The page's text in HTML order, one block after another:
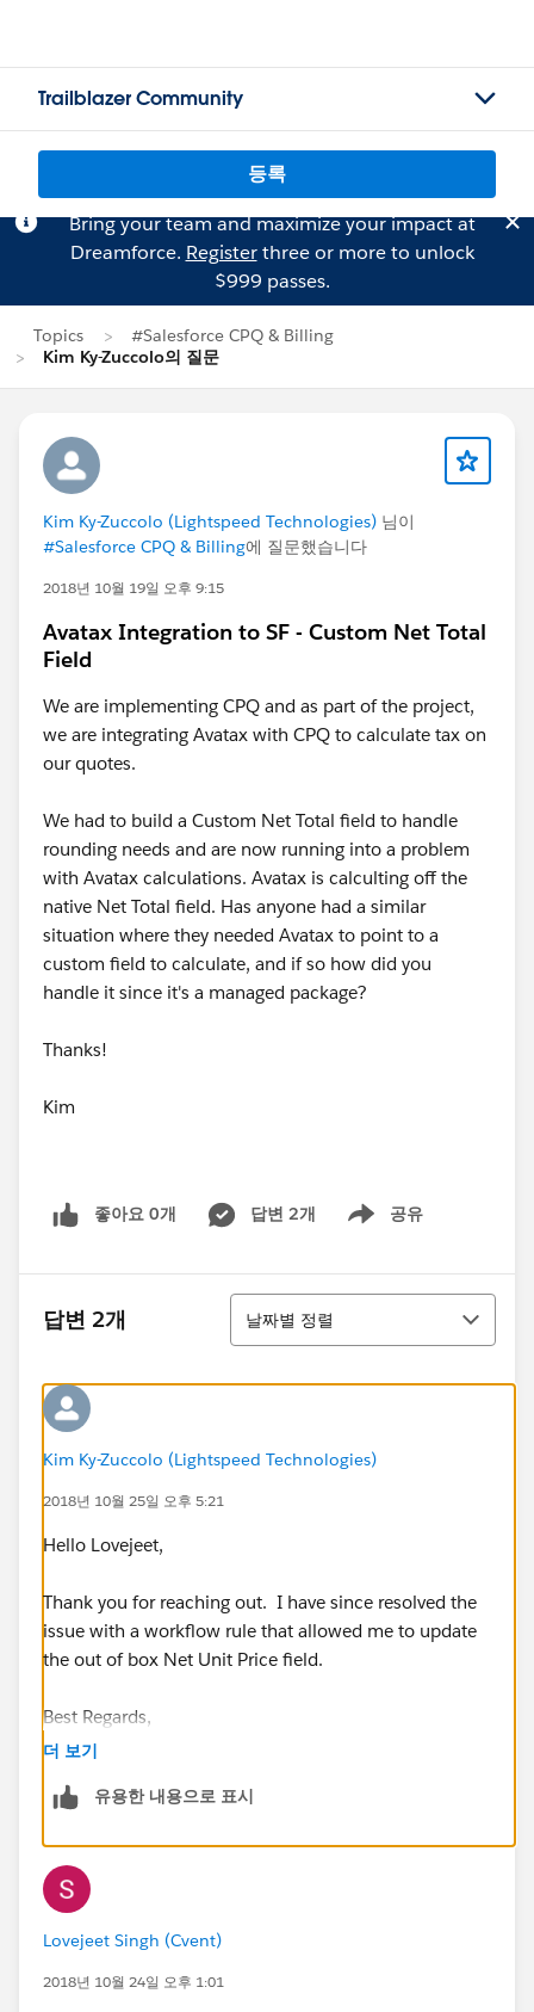
Trailblazer Community
등록
Bring your team and maximize your impact at
Dreamforce. Registerthree or more to unlock
$999 passes.
Topics
#Salesforce CPQ & Billing
Kim Ky-Zuccolo의 질문
Kim Ky-Zuccolo (Lightspeed Technologies) 님이
#Salesforce CPQ & Billing에 질문했습니다
2018년 10월 19일 오후 9:15
Avatax Integration to SF - Custom Net Total
Field
We are implementing CPQ and as part of the project,
we are integrating Avatax with CPQ to calculate tax on
our quotes.
We had to build a Custom Net Total field to handle
rounding needs and are now running into a problem
with Avatax calculations. Avatax is calculting off the
native Net Total field. Has anyone had a similar
situation where they needed Avatax to point to a
custom field to calculate, and if so how did you
handle it since it's a managed package?
Thanks!
Kim
좋아요 0개 답변 2개 공유
Show menu
답변 2개
정렬
날짜별 정렬
Kim Ky-Zuccolo (Lightspeed Technologies)
2018년 10월 25일 오후 5:21
Hello Lovejeet,
Thank you for reaching out. I have since resolved the
issue with a workflow rule that allowed me to update
the out of box Net Unit Price field.
Best Regards,
더 보기
유용한 내용으로 표시
Lovejeet Singh (Cvent)
2018년 10월 24일 오후 1:01